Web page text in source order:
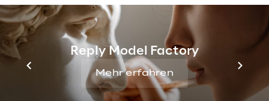
Reply Model Factory
Mehr erfahren
Speaker: Dr. Atilla Yalcin, 4brands Reply
Im Vortrag „Demand Driven Supply Chain –
Erfolgsfaktoren für Konsumgüterhersteller“
am 11. Mai 2022 um 12:30 Uhr geht Dr. Atilla
Yalcin, Manager bei 4brands Reply, auf die